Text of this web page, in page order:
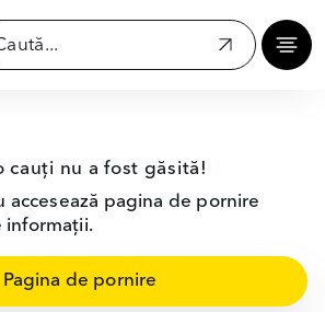
cauți nu a fost găsită!
accesează pagina de pornire
informații.
Pagina de pornire